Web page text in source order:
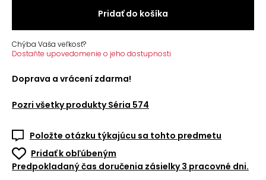
Pridať do košíka
Chýba Vaša veľkosť?
Dostaňte upovedomenie o jeho dostupnosti
Doprava a vrácení zdarma!
Pozri všetky produkty Séria 574
Položte otázku týkajúcu sa tohto predmetu
Pridať k obľúbeným
Predpokladaný čas doručenia zásielky 3 pracovné dni.